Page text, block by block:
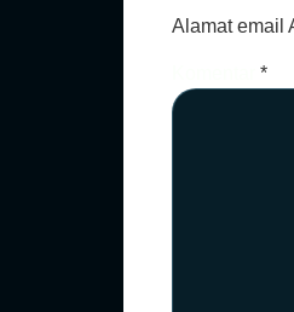
Alamat email
*